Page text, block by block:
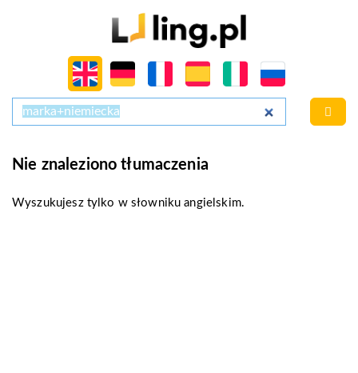
Nie znaleziono tłumaczenia
Wyszukujesz tylko w słowniku angielskim.